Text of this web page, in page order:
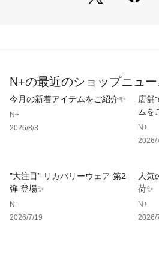
※本製品をご使用いただく際には、
【素材感】
春から秋までの３シーズンに活躍す
【コーディネート】
セットアップ　トップスもございます
ＮミラクＤＲＹ半袖プルオーバー　
素材：
ポリエステル:90%
ポリウレタン:10%
ケア情報：
N+の最近のショップニュー
今月の新着アイテムをご紹介✨
N+
2026/8/3
店舗
ムを
N+
2026/
"大注目” リカバリーウェア 第2
弾 登場✨
N+
2026/7/19
人気
荷✨
N+
2026/